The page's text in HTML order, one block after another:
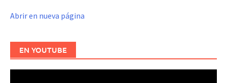
Abrir en nueva página
EN YOUTUBE